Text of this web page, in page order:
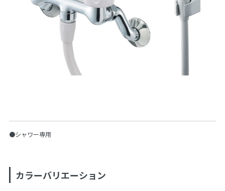
●シャワー専用
カラーバリエーション